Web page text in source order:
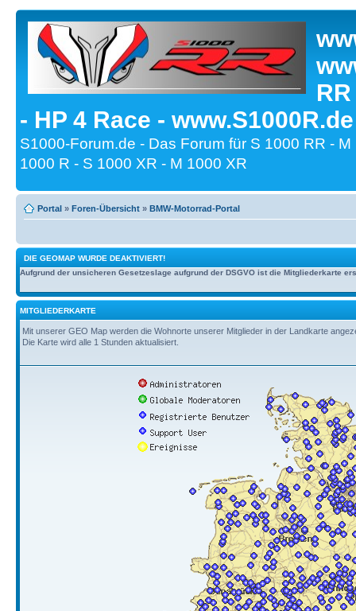
- HP 4 Race -
S1000-Forum.de - Das Forum für S 1000 RR -
1000 R - S 1000 XR - M 1000 XR
Portal » Foren-Übersicht » BMW-Motorrad-Portal
DIE GEOMAP WURDE DEAKTIVIERT!
Aufgrund der unsicheren Gesetzeslage aufgrund der DSGVO ist die Mitgliederkarte
MITGLIEDERKARTE
Mit unserer GEO Map werden die Wohnorte unserer Mitglieder in der Landkarte
Die Karte wird alle 1 Stunden aktualisiert.